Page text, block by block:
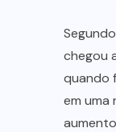
chegou
quando
em uma